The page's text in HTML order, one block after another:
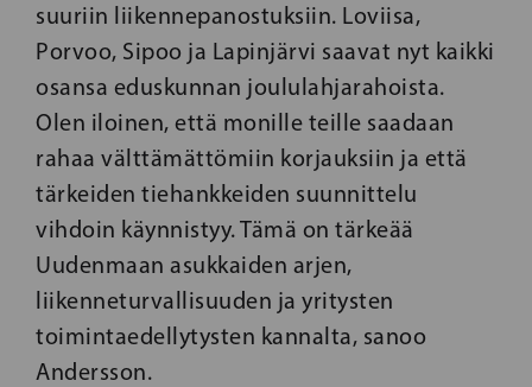
suuriin liikennepanostuksiin. Loviisa,
Porvoo, Sipoo ja Lapinjärvi saavat nyt kaikki
osansa eduskunnan joululahjarahoista.
Olen iloinen, että monille teille saadaan
rahaa välttämättömiin korjauksiin ja että
tärkeiden tiehankkeiden suunnittelu
vihdoin käynnistyy. Tämä on tärkeää
Uudenmaan asukkaiden arjen,
liikenneturvallisuuden ja yritysten
toimintaedellytysten kannalta, sanoo
Andersson.